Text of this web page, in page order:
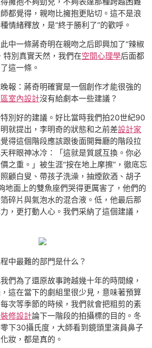
都覺得，親吻比擁抱更貼切。這不是浪
情緒釋放，是“終于勝利了”的歡呼。
中一條蔣奇明在親吻之后即興加了“辣椒
特別真實天然，我們在空間心理學后面都
這一條。
報：蔣奇明確實是一個創作才能很強的
室內設計沒有給劇本一些建議？
別好的建議。好比當時我們拍20世紀90
就提出，李明奇的狀態和之前差設計家
得這個階段應該跟後面開舞廳的階段拉
秤眼神冰冷：「這就是質感互換。你必
之重。」被生涯“按在地上摩擦”，徹底忘
顧白叟、帶孩子洗澡，抽煙飲酒、胡子
面上的雙魚座們哭得更厲害了，他們的
碎片與氣泡水的混合液。低，他最后那
，更打動人心。我們采納了這個建議，
中最難的部門是什么？
們為了還原故事跨越幾十年的時間線，
這在當下的劇組里很少見，意味著預算
次等季節的時候，我們就會把粗剪的素
修設計論下一階段的拍攝標的目的。冬
下30攝氏度，大師看到鏡頭里演員鼻子
妝，都是真的。